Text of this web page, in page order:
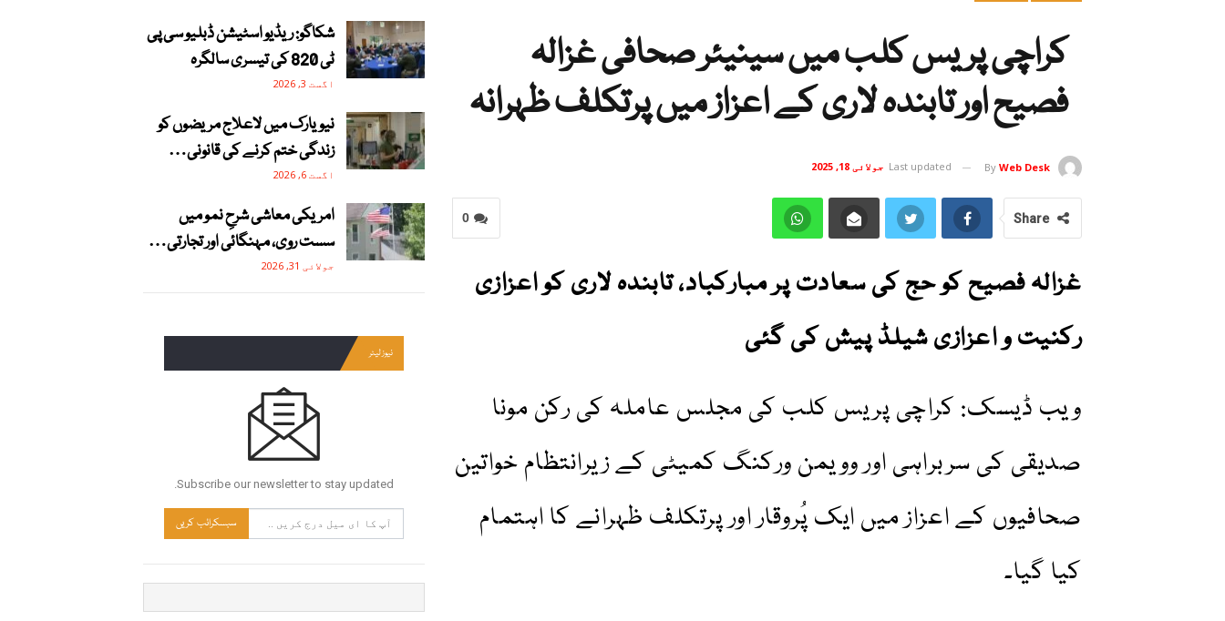
کراچی پریس کلب میں سینیئر صحافی غزالہ
فصیح اور تابندہ لاری کے اعزاز میں پرتکلف ظہرانہ
By Web Desk
Last updated جولائی 18, 2025
0 Share
غزالہ فصیح کو حج کی سعادت پر مبارکباد، تابندہ لاری کو اعزازی
رکنیت و اعزازی شیلڈ پیش کی گئی
ویب ڈیسک: کراچی پریس کلب کی مجلس عاملہ کی رکن مونا
صدیقی کی سربراہی اور وویمن ورکنگ کمیٹی کے زیرانتظام خواتین
صحافیوں کے اعزاز میں ایک پُروقار اور پرتکلف ظہرانے کا اہتمام
کیا گیا۔
شکاگو: ریڈیو اسٹیشن ڈبلیو سی پی
ٹی 820 کی تیسری سالگرہ
اگست 3, 2026
نیویارک میں لاعلاج مریضوں کو
زندگی ختم کرنے کی قانونی…
اگست 6, 2026
امریکی معاشی شرحِ نمو میں
سست روی، مہنگائی اور تجارتی…
جولائی 31, 2026
نیوز لیٹر
Subscribe our newsletter to stay updated.
سبسکرائب کریں